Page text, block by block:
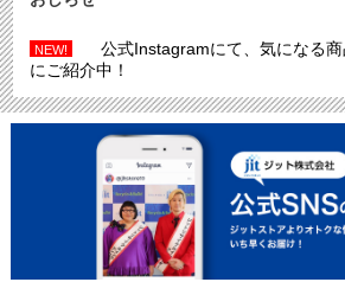
NEW!
公式Instagramにて、気になる
にご紹介中！